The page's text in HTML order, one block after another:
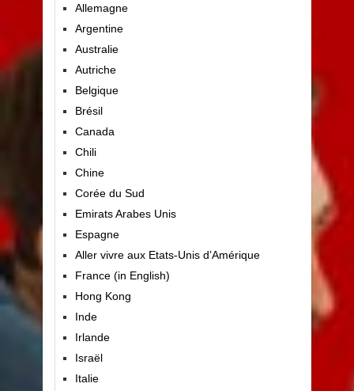
Allemagne
Argentine
Australie
Autriche
Belgique
Brésil
Canada
Chili
Chine
Corée du Sud
Emirats Arabes Unis
Espagne
Aller vivre aux Etats-Unis d’Amérique
France (in English)
Hong Kong
Inde
Irlande
Israël
Italie